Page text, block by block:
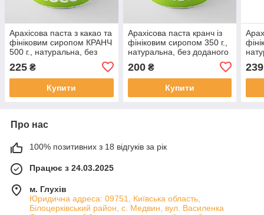
Арахісова паста з какао та
фініковим сиропом КРАНЧ
500 г., натуральна, без
225 ₴
Купити
Арахісова паста кранч із
фініковим сиропом 350 г.,
натуральна, без доданого
CRUNCH
200₴
Купити
239
Про нас
100% позитивних з 18 відгуків за рік
Працює з 24.03.2025
м. Глухів
Юридична адреса: 09751, Київська область,
Білоцерківський район, с. Медвин, вул. Василенка